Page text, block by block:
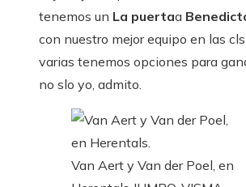
tenemos un La puertaa
con nuestro mejor equipo en las
varias tenemos opciones para
no slo yo, admito.
Van Aert y Van der Poel, en